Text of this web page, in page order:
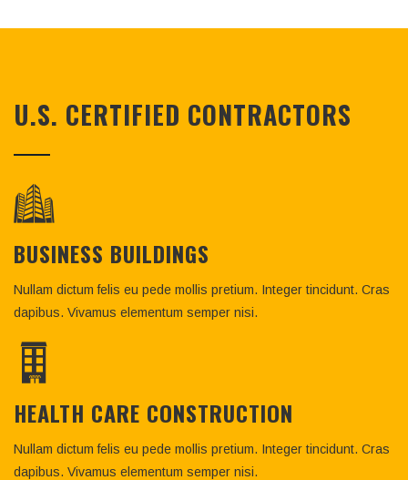
U.S. CERTIFIED CONTRACTORS
BUSINESS BUILDINGS
Nullam dictum felis eu pede mollis pretium. Integer tincidunt. Cras
dapibus. Vivamus elementum semper nisi.
HEALTH CARE CONSTRUCTION
Nullam dictum felis eu pede mollis pretium. Integer tincidunt. Cras
dapibus. Vivamus elementum semper nisi.